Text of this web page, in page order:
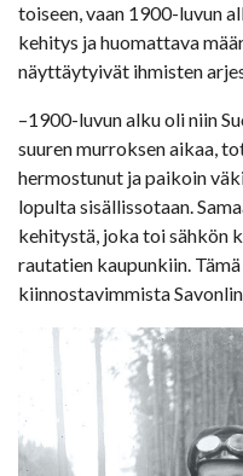
toiseen, vaan 1900-luvun
kehitys ja huomattava
näyttäytyivät ihmisten
–1900-luvun alku oli niin
suuren murroksen aikaa,
hermostunut ja paikoin
lopulta sisällissotaan.
kehitystä, joka toi sähkön
rautatien kaupunkiin.
kiinnostavimmista